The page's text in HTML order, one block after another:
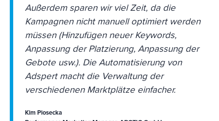
Außerdem sparen wir viel Zeit, da die
Kampagnen nicht manuell optimiert werden
müssen (Hinzufügen neuer Keywords,
Anpassung der Platzierung, Anpassung der
Gebote usw.). Die Automatisierung von
Adspert macht die Verwaltung der
verschiedenen Marktplätze einfacher.
Kim Piosecka